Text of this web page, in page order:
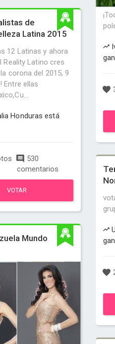
de
Latina 2015
12 Latinas y ahora
Reality Latino cres
corona del 2015, 9
Entre ellas
Honduras está
530
comentarios
VOTAR
Mundo